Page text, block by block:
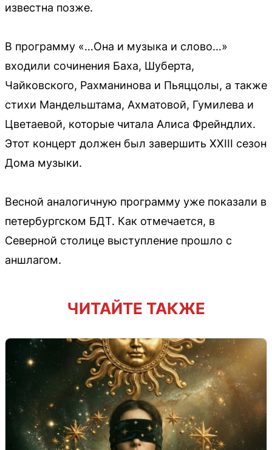
известна позже.
В программу «…Она и музыка и слово…»
входили сочинения Баха, Шуберта,
Чайковского, Рахманинова и Пьяццолы, а также
стихи Мандельштама, Ахматовой, Гумилева и
Цветаевой, которые читала Алиса Фрейндлих.
Этот концерт должен был завершить XXIII сезон
Дома музыки.
Весной аналогичную программу уже показали в
петербургском БДТ. Как отмечается, в
Северной столице выступление прошло с
аншлагом.
ЧИТАЙТЕ ТАКЖЕ